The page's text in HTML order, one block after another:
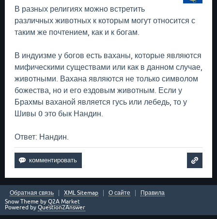
В разных религиях можно встретить
различных животных к которым могут относится с
таким же почтением, как и к богам.
В индуизме у богов есть ваханы, которые являются
мифическими существами или как в данном случае,
животными. Вахана являются не только символом
божества, но и его ездовым животным. Если у
Брахмы ваханой является гусь или лебедь, то у
Шивы 0 это бык Нандин.
Ответ: Нандин.
Обратная связь XML Sitemap О сайте
Правила
Snow Theme by Q2A Market
Powered by Question2Answer